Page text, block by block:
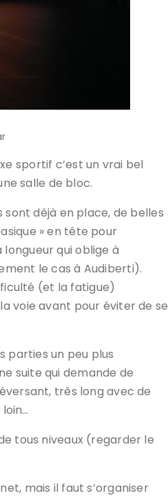
sportif c’est un vrai bel
salle de bloc.
sont déjà en place, de belles
» en tête pour
qui oblige à
le cas à Audiberti).
(et la fatigue)
voie avant pour éviter de se
parties un peu plus
suite qui demande de
très long avec de
tous niveaux (regarder le
mais il faut s’organiser